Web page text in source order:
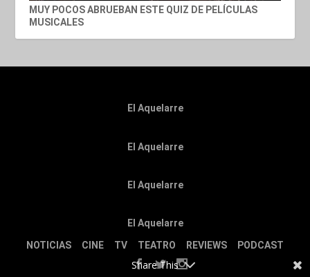
MUY POCOS ABRUEBAN ESTE QUIZ DE PELÍCULAS
MUSICALES
El Aquelarre
El Aquelarre
El Aquelarre
El Aquelarre
NOTICIAS
CINE TV TEATRO REVIEWS PODCAST
Share This